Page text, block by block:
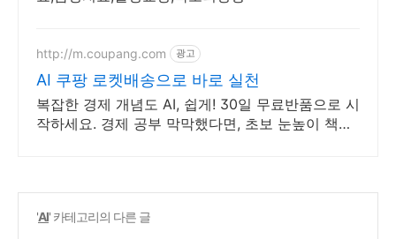
http://m.coupang.com 광고
AI 쿠팡 로켓배송으로 바로 실천
복잡한 경제 개념도 AI, 쉽게! 30일 무료반품으로 시
작하세요. 경제 공부 막막했다면, 초보 눈높이 책으
'AI' 카테고리의 다른 글